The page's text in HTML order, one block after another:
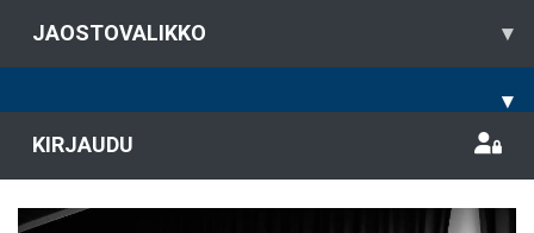
JAOSTOVALIKKO ▾
▾
KIRJAUDU